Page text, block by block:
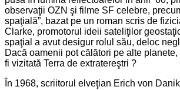
observaţii OZN şi filme SF celebre,
spaţială”, bazat pe un roman scris de
Clarke, promotorul ideii sateliţilor
spaţial a avut desigur rolul său, deloc
Dacă oamenii pot călători pe alte
fi vizitată Terra de extratereştri ?
În 1968, scriitorul elveţian Erich von